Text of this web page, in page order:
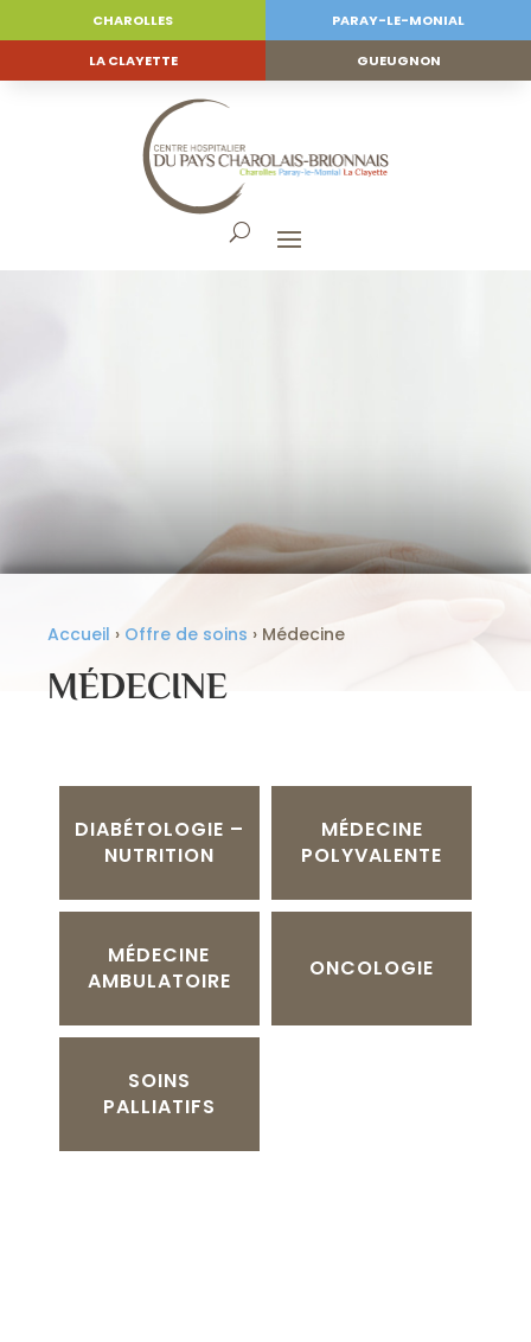
CHAROLLES PARAY-LE-MONIAL
LA CLAYETTE GUEUGNON
Accueil › Offre de soins › Médecine
MÉDECINE
DIABÉTOLOGIE –
NUTRITION
MÉDECINE
POLYVALENTE
MÉDECINE
AMBULATOIRE
ONCOLOGIE
SOINS
PALLIATIFS